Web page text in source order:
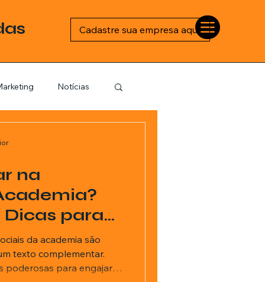
Cadastre sua empresa aqui
Notícias
na
para
da academia são
texto complementar.
poderosas para engajar o